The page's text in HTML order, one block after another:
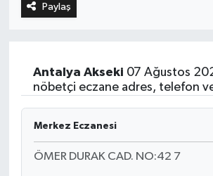
Paylaş
Antalya Akseki 07 Ağustos
nöbetçi eczane adres, telefon
Merkez Eczanesi
ÖMER DURAK CAD. NO:42 7
Sağlık
Son Dakika Haberleri